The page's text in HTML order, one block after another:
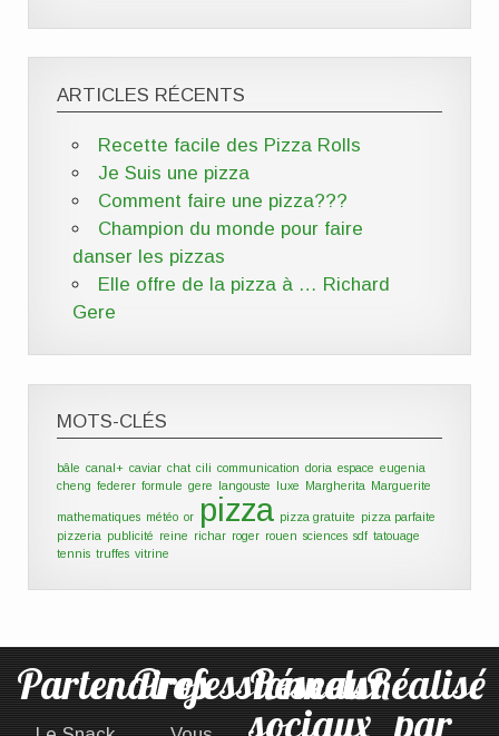
ARTICLES RÉCENTS
Recette facile des PizzaRolls
Je Suis une pizza
Comment faire une pizza???
Champion du monde pour faire
danser les pizzas
Elle offre de la pizza à … Richard
Gere
MOTS-CLÉS
bâle canal+ caviar chat cili communication doria espace eugenia
cheng federer formule gere langouste luxe Margherita Marguerite
mathematiques météo or pizza pizza gratuite pizza parfaite
pizzeria publicité reine richar roger rouen sciences sdf tatouage
tennis truffes vitrine
PartenairesProfessionnels
Réseaux
sociaux
Réalisé
par